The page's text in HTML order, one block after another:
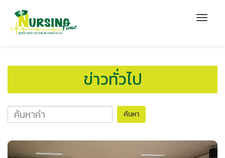
ข่าวทั่วไป
ค้นหา